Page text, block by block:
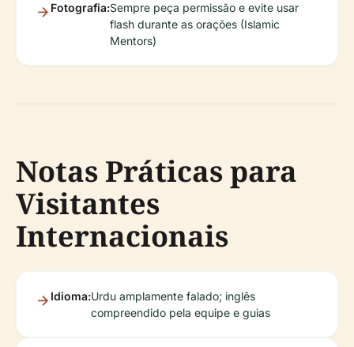
Fotografia:Sempre peça permissão e evite usar
flash durante as orações (Islamic
Mentors)
Notas Práticas para
Visitantes
Internacionais
Idioma:Urdu amplamente falado; inglês
compreendido pela equipe e guias